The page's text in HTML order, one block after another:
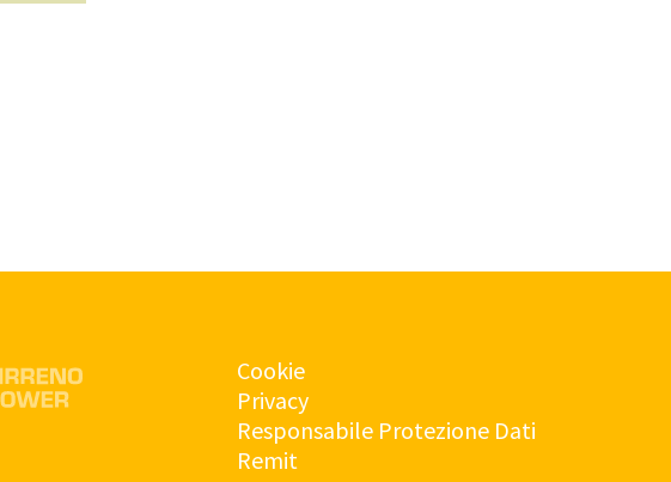
Cookie
Privacy
Responsabile Protezione Dati
Remit